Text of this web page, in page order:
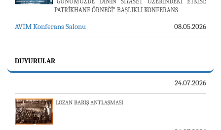
PATRİKHANE ÖRNEĞİ” BAŞLIKLI KONFERANS
AVİM Konferans Salonu 08.05.2026
DUYURULAR
23-24 TEMMUZ SUNUCU SORUNU VE AVİM GÜNLÜK